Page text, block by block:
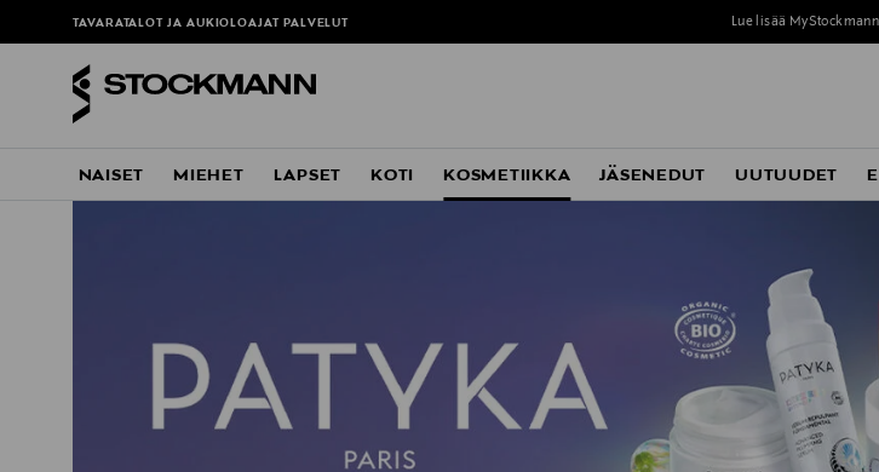
TAVARATALOT JA AUKIOLOAJAT PALVELUT Lue lisää
NAISET MIEHET LAPSET KOTI KOSMETIIKKA JÄSENEDUT UUTUUDET